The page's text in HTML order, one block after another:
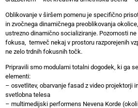
Oblikovanje v širšem pomenu je specifično
in zvočnega dinamičnega preoblikovanja
ustrezno dinamično socializiranje. Pozornosti
fokusa, temveč nekaj v prostoru razporejenih
ne zelo trdnih fokusnih točk.
Pripravili smo modularni totalni dogodek, ki ga
elementi:
– osvetlitev, obarvanje fasad z video projektorji
svetlobna telesa
– multimedijski performens Nevena Korde